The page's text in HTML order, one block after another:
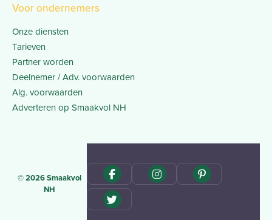
Voor ondernemers
Onze diensten
Tarieven
Partner worden
Deelnemer / Adv. voorwaarden
Alg. voorwaarden
Adverteren op Smaakvol NH
© 2026 Smaakvol
NH